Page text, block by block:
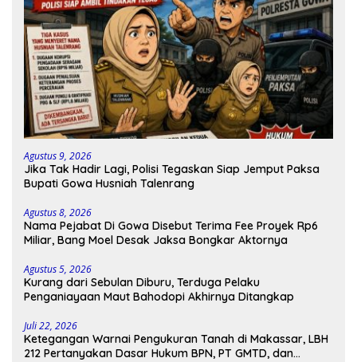
Agustus 9, 2026
Jika Tak Hadir Lagi, Polisi Tegaskan Siap Jemput Paksa
Bupati Gowa Husniah Talenrang
Agustus 8, 2026
Nama Pejabat Di Gowa Disebut Terima Fee Proyek Rp6
Miliar, Bang Moel Desak Jaksa Bongkar Aktornya
Agustus 5, 2026
Kurang dari Sebulan Diburu, Terduga Pelaku
Penganiayaan Maut Bahodopi Akhirnya Ditangkap
Juli 22, 2026
Ketegangan Warnai Pengukuran Tanah di Makassar, LBH
212 Pertanyakan Dasar Hukum BPN, PT GMTD, dan